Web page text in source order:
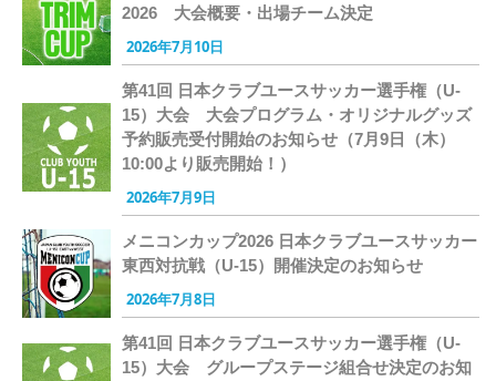
2026 大会概要・出場チーム決定
2026年7月10日
第41回 日本クラブユースサッカー選手権（U-
15）大会 大会プログラム・オリジナルグッズ
予約販売受付開始のお知らせ（7月9日（木）
10:00より販売開始！）
2026年7月9日
メニコンカップ2026 日本クラブユースサッカー
東西対抗戦（U-15）開催決定のお知らせ
2026年7月8日
第41回 日本クラブユースサッカー選手権（U-
15）大会 グループステージ組合せ決定のお知